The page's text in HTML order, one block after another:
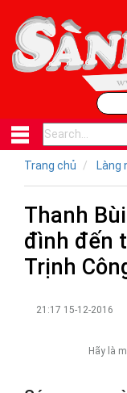
Trang chủ Làng
Thanh
đình đến
Trịnh
21:17 15-12-2016
Hãy là